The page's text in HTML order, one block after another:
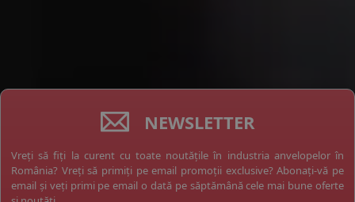
NEWSLETTER
Vreți să fiți la curent cu toate noutățile în industria anvelopelor în
România? Vreți să primiți pe email promoții exclusive? Abonați-vă pe
email și veți primi pe email o dată pe săptămână cele mai bune oferte